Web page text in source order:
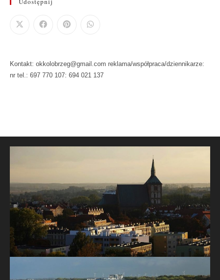
Kontakt: okkolobrzeg@gmail.com reklama/współpraca/dziennikarze:
nr tel.: 697 770 107: 694 021 137